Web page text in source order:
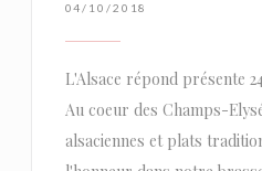
04/10/2018
L'Alsace répond présente
Au coeur des Champs-
alsaciennes et plats